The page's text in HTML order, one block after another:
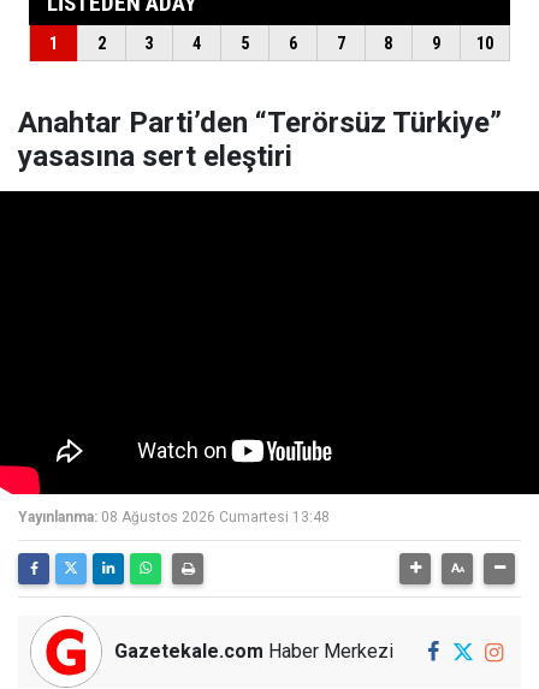
Anahtar Parti’den “Terörsüz Türkiye”
yasasına sert eleştiri
Yayınlanma: 08 Ağustos 2026 Cumartesi 13:48
Gazetekale.com Haber Merkezi